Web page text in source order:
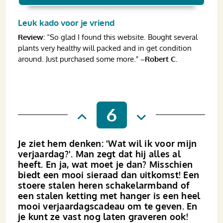
Leuk kado voor je vriend
Review: “So glad I found this website. Bought several
plants very healthy will packed and in get condition
around. Just purchased some more." –Robert C.
6
Je ziet hem denken: 'Wat wil ik voor mijn
verjaardag?'. Man zegt dat hij alles al
heeft. En ja, wat moet je dan? Misschien
biedt een mooi sieraad dan uitkomst! Een
stoere stalen heren schakelarmband of
een stalen ketting met hanger is een heel
mooi verjaardagscadeau om te geven. En
je kunt ze vast nog laten graveren ook!